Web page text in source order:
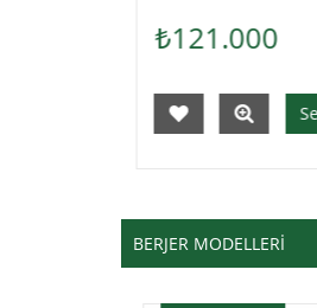
₺121.000
BERJER MODELLERİ